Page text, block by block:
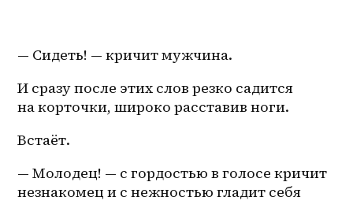
— Сидеть! — кричит мужчина.
И сразу после этих слов резко садится
на корточки, широко расставив ноги.
Встаёт.
— Молодец! — с гордостью в голосе кричит
незнакомец и с нежностью гладит себя